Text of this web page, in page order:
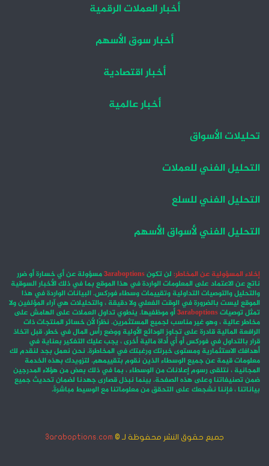
أخبار العملات الرقمية
أخبار سوق الأسهم
أخبار اقتصادية
أخبار عالمية
تحليلات الأسواق
التحليل الفني للعملات
التحليل الفني للسلع
التحليل الفني لأسواق الأسهم
إخلاء المسؤولية عن المخاطر: لن تكون3araboptionsمسؤولة عن أي خسارة أو ضرر
ناتج عن الاعتماد على المعلومات الواردة في هذا الموقع بما في ذلك الأخبار السوقية
والتحليل والتوصيات التداولية وتقييمات وسطاء فوركس. البيانات الواردة في هذا
الموقع ليست بالضرورة في الوقت الفعلي ولا دقيقة ، والتحليلات هي آراء المؤلفين ولا
تمثل توصيات3araboptionsأو موظفيها. ينطوي تداول العملات على الهامش على
مخاطر عالية ، وهو غير مناسب لجميع المستثمرين. نظرًا لأن خسائر المنتجات ذات
الرافعة المالية قادرة على تجاوز الودائع الأولية ووضع رأس المال في خطر. قبل اتخاذ
قرار بالتداول في فوركس أو أي أداة مالية أخرى ، يجب عليك التفكير بعناية في
أهدافك الاستثمارية ومستوى خبرتك ورغبتك في المخاطرة. نحن نعمل بجد لنقدم لك
معلومات قيمة عن جميع الوسطاء الذين نقوم بتقييمهم. لتزويدك بهذه الخدمة
المجانية ، نتلقى رسوم إعلانات من الوسطاء ، بما في ذلك بعض من هؤلاء المدرجين
ضمن تصنيفاتنا وعلى هذه الصفحة. بينما نبذل قصارى جهدنا لضمان تحديث جميع
بياناتنا ، فإننا نشجعك على التحقق من معلوماتنا مع الوسيط مباشرةً.
جميع حقوق النشر محفوظة لـ © 3araboptions.com